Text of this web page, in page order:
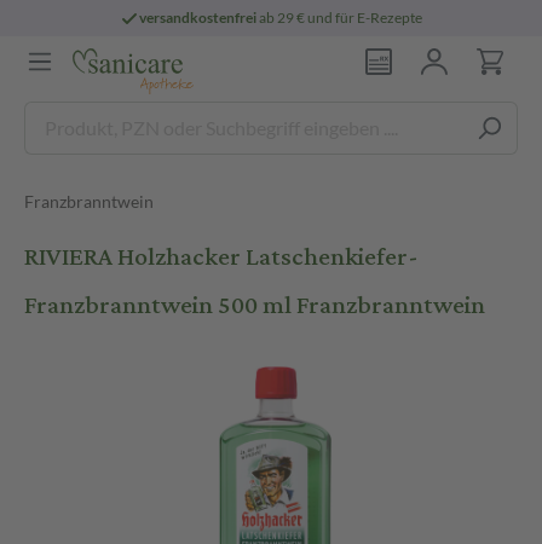
versandkostenfreiab 29 € und für E-Rezepte
Franzbranntwein
RIVIERA Holzhacker Latschenkiefer-
Franzbranntwein 500 ml Franzbranntwein